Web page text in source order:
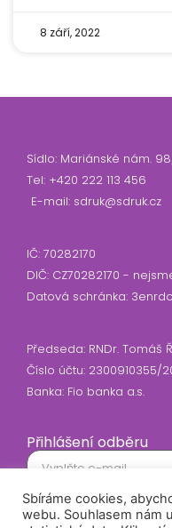
8 září, 2022
Sídlo: Mariánské nám. 98/
Tel: +420 222 113 456
E-mail: sdruk@sdruk.cz
IČ: 70282170
DIČ: CZ70282170 -
Datová schránka:
Předseda: RNDr. Tomáš
Číslo účtu: 2300910355/
Banka: Fio banka a.s.
Přihlášení odběru
Souhlasím se
Sbíráme cookies,
webu. Souhlasem nám